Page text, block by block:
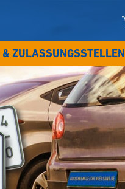
& ZULASSUNGSSTELLEN